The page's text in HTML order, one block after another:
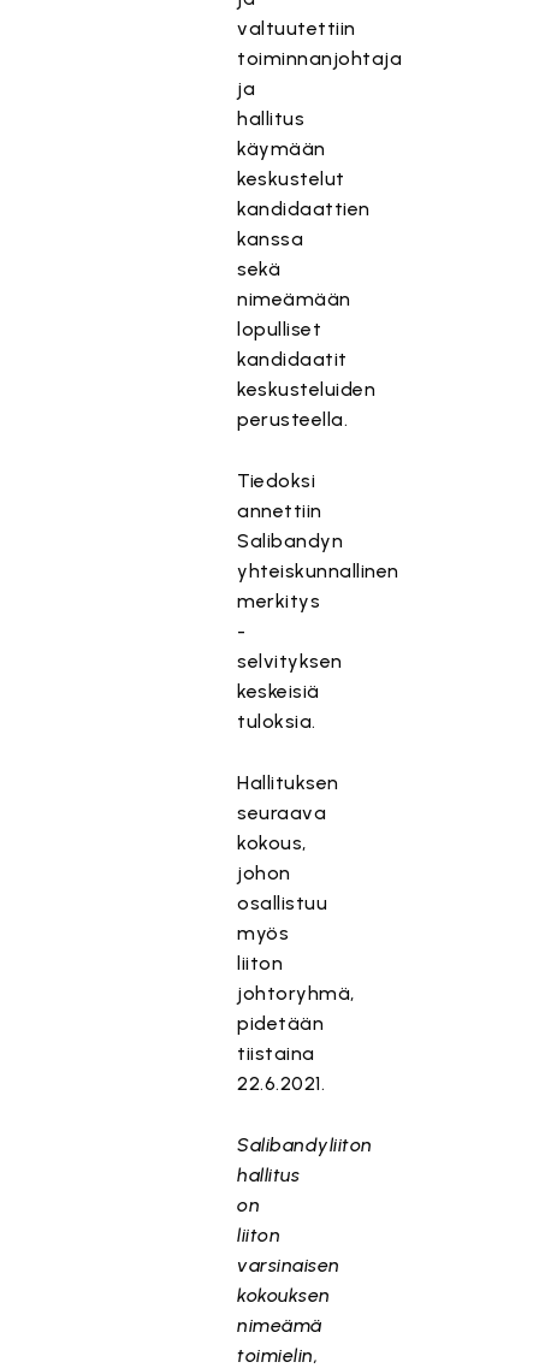
valtuutettiin
toiminnanjohtaja
ja
hallitus
käymään
keskustelut
kandidaattien
kanssa
sekä
nimeämään
lopulliset
kandidaatit
keskusteluiden
perusteella.
Tiedoksi
annettiin
Salibandyn
yhteiskunnallinen
merkitys
-
selvityksen
keskeisiä
tuloksia.
Hallituksen
seuraava
kokous,
johon
osallistuu
myös
liiton
johtoryhmä,
pidetään
tiistaina
22.6.2021.
Salibandyliiton
hallitus
on
liiton
varsinaisen
kokouksen
nimeämä
toimielin,